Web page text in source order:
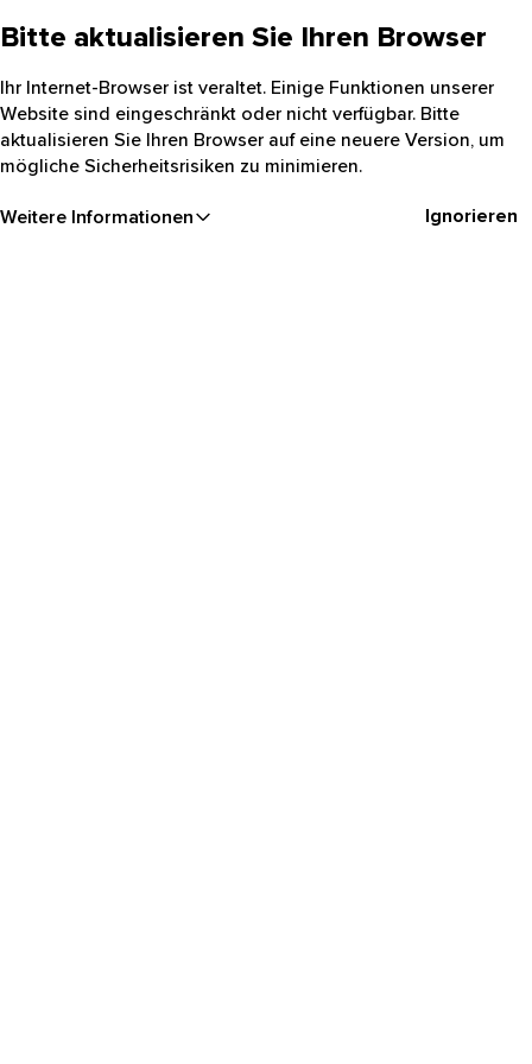
Bitte aktualisieren Sie Ihren Browser
Ihr Internet-Browser ist veraltet. Einige Funktionen unserer
Website sind eingeschränkt oder nicht verfügbar. Bitte
aktualisieren Sie Ihren Browser auf eine neuere Version, um
mögliche Sicherheitsrisiken zu minimieren.
Weitere Informationen Ignorieren